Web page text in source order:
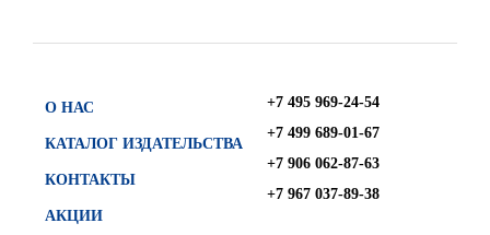
О НАС
КАТАЛОГ ИЗДАТЕЛЬСТВА
КОНТАКТЫ
АКЦИИ
+7 495 969-24-54
+7 499 689-01-67
+7 906 062-87-63
+7 967 037-89-38